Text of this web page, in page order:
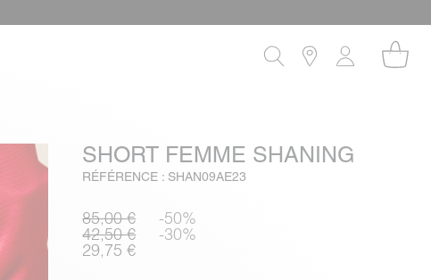
SHORT FEMME SHANING
RÉFÉRENCE : SHAN09AE23
85,00 € -50%
42,50 € -30%
29,75 €